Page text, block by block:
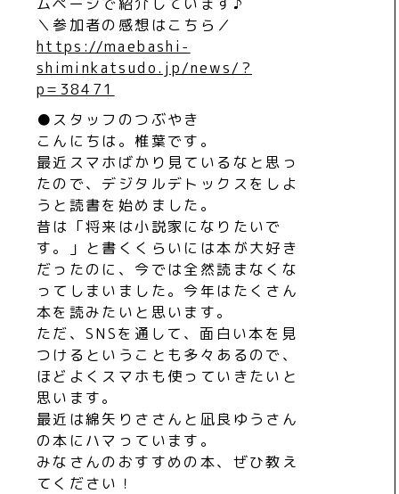
＼参加者の感想はこちら／
https://maebashi-
shiminkatsudo.jp/news/?
p=38471
●スタッフのつぶやき
こんにちは。椎葉です。
最近スマホばかり見ているなと思っ
たので、デジタルデトックスをしよ
うと読書を始めました。
昔は「将来は小説家になりたいで
す。」と書くくらいには本が大好き
だったのに、今では全然読まなくな
ってしまいました。今年はたくさん
本を読みたいと思います。
ただ、SNSを通して、面白い本を見
つけるということも多々あるので、
ほどよくスマホも使っていきたいと
思います。
最近は綿矢りささんと凪良ゆうさん
の本にハマっています。
みなさんのおすすめの本、ぜひ教え
てください！